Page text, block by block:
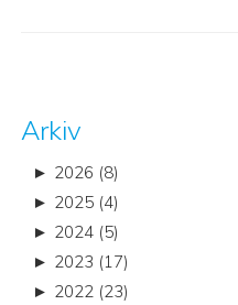
Arkiv
► 2026 (8)
► 2025 (4)
► 2024 (5)
► 2023 (17)
► 2022 (23)